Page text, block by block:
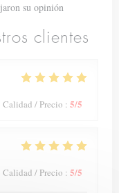
clientes
Calidad / Precio : 5/5
Calidad / Precio : 5/5
su opinión